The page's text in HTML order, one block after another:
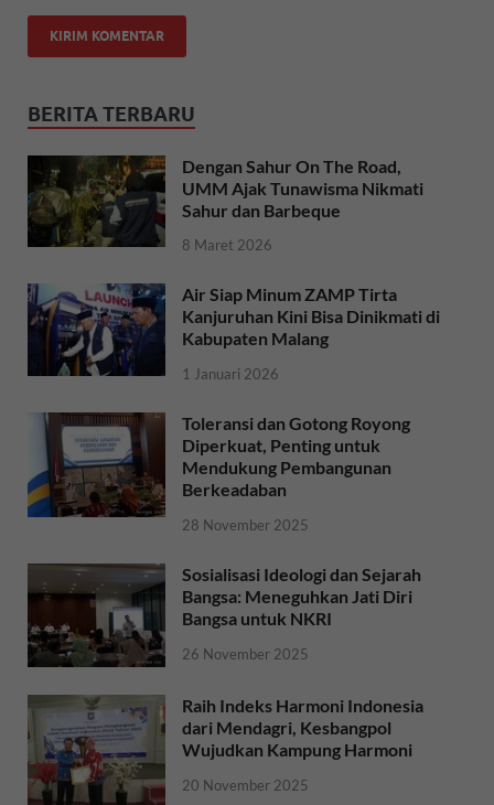
BERITA TERBARU
Dengan Sahur On The Road,
UMM Ajak Tunawisma Nikmati
Sahur dan Barbeque
8 Maret 2026
Air Siap Minum ZAMP Tirta
Kanjuruhan Kini Bisa Dinikmati di
Kabupaten Malang
1 Januari 2026
Toleransi dan Gotong Royong
Diperkuat, Penting untuk
Mendukung Pembangunan
Berkeadaban
28 November 2025
Sosialisasi Ideologi dan Sejarah
Bangsa: Meneguhkan Jati Diri
Bangsa untuk NKRI
26 November 2025
Raih Indeks Harmoni Indonesia
dari Mendagri, Kesbangpol
Wujudkan Kampung Harmoni
20 November 2025